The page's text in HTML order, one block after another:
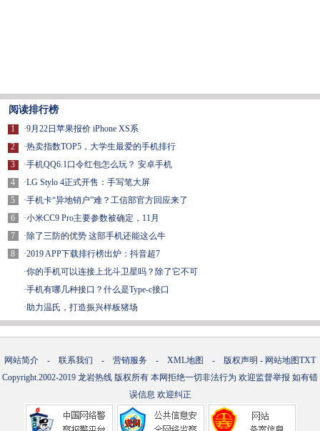
阅读排行榜
1
2
3
4
5
6
7
8
·9月22日苹果报价 iPhone XS系
·热卖指数TOP5，大学生最爱的手机排行
·手机QQ6.1口令红包怎么玩？ 安卓手机
·LG Stylo 4正式开售：手写笔大屏
·手机卡“异地销户”难？工信部官方回应来了
·小米CC9 Pro主要参数被确定，11月
·除了三防的优势 这部手机还能这么牛
·2019 APP下载排行榜出炉：抖音超7
·你的手机可以连接上北斗卫星吗？除了它不可
·手机有哪几种接口？什么是Type-c接口
·助力温氏，打造振兴样板猪场
网站简介 - 联系我们 - 营销服务 - XML地图 - 版权声明 - 网站地图TXT
Copyright.2002-2019 龙岩热线 版权所有 本网拒绝一切非法行为 欢迎监督举报 如有错
误信息 欢迎纠正